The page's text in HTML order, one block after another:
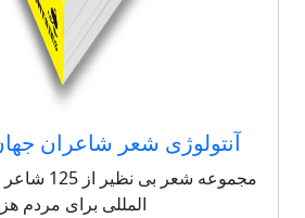
آنتولوژی شعر شاعران
مجموعه
المللی برای مردم